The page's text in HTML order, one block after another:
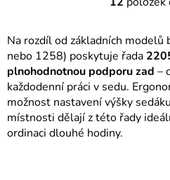
O
l
á
d
a
c
í
Na rozdíl od základních modelů
nebo 1258) poskytuje řada
plnohodnotnou podporu zad –
každodenní práci v sedu.
možnost nastavení výšky
místnosti dělají z této řady
ordinaci dlouhé hodiny.